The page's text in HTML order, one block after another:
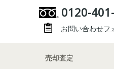
0120-
お問い合わせフ
売却査定